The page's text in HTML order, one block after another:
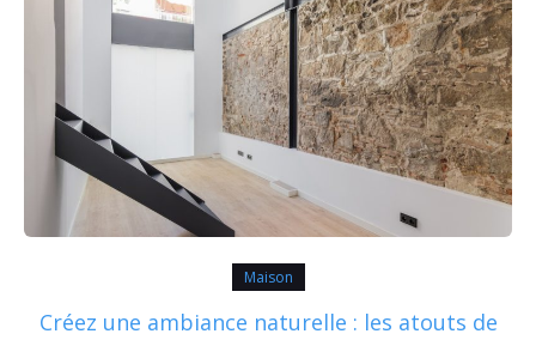
Maison
Créez une ambiance naturelle : les atouts de